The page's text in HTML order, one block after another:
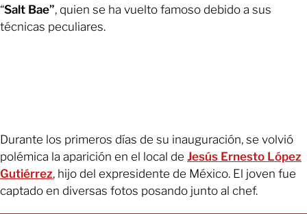
“Salt Bae”, quien se ha vuelto famoso debido a sus
técnicas peculiares.
Durante los primeros días de su inauguración, se volvió
polémica la aparición en el local de Jesús Ernesto López
Gutiérrez, hijo del expresidente de México. El joven fue
captado en diversas fotos posando junto al chef.